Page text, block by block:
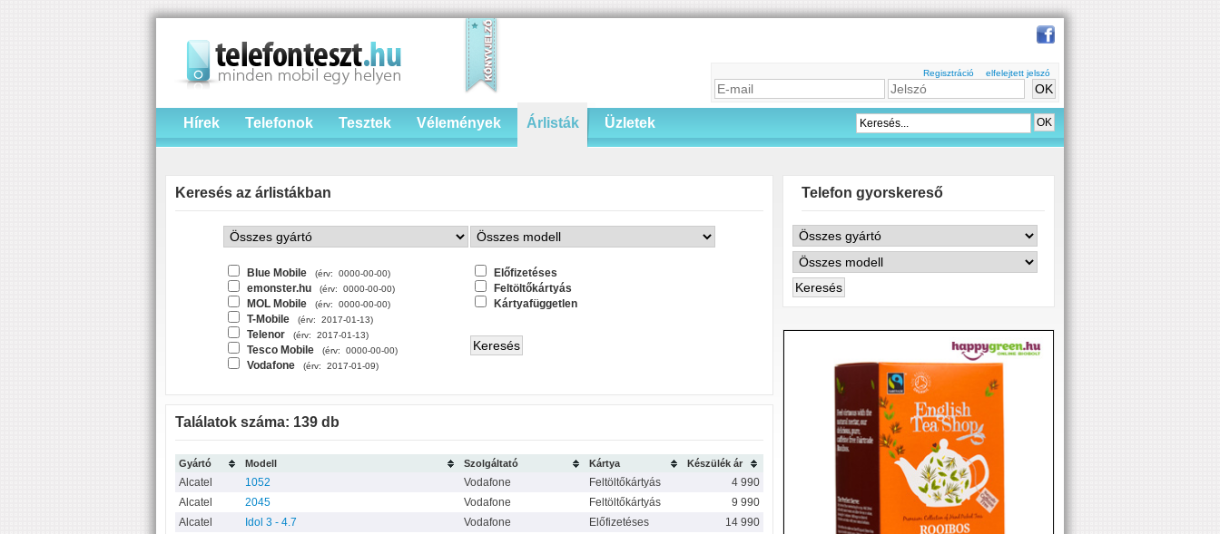
Regisztráció elfelejtett jelszó
Hírek Telefonok Tesztek Vélemények Árlisták Üzletek
Keresés az árlistákban
Blue Mobile (érv: 0000-00-00)
emonster.hu (érv: 0000-00-00)
MOL Mobile (érv: 0000-00-00)
T-Mobile (érv: 2017-01-13)
Telenor (érv: 2017-01-13)
Tesco Mobile (érv: 0000-00-00)
Vodafone (érv: 2017-01-09)
Előfizetéses
Feltöltőkártyás
Kártyafüggetlen
Találatok száma: 139 db
Gyártó Modell Szolgáltató Kártya Készülék ár
Alcatel 1052 Vodafone Feltöltőkártyás
4 990
Alcatel
2045 Vodafone Feltöltőkártyás
9 990
Alcatel
Idol 3 - 4.7 Vodafone Előfizetéses
14 990
Telefon gyorskereső